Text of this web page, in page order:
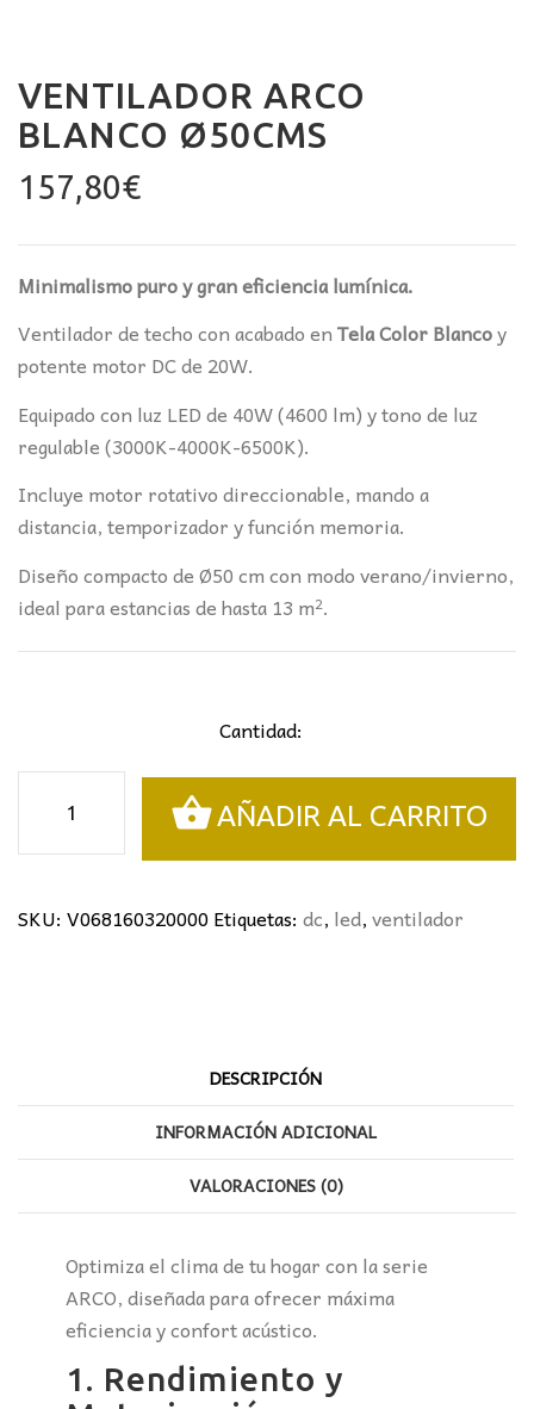
VENTILADOR ARCO
BLANCO Ø50CMS
157,80€
Minimalismo puro y gran eficiencia lumínica.
Ventilador de techo con acabado enTela Color Blancoy
potente motor DC de 20W.
Equipado con luz LED de 40W (4600 lm) y tono de luz
regulable (3000K-4000K-6500K).
Incluye motor rotativo direccionable, mando a
distancia, temporizador y función memoria.
Diseño compacto de Ø50 cm con modo verano/invierno,
ideal para estancias de hasta 13 m².
Cantidad:
BLANCO
cantidad
AÑADIR AL CARRITO
SKU: V068160320000Etiquetas: dc, led,ventilador
DESCRIPCIÓN
INFORMACIÓN ADICIONAL
VALORACIONES (0)
Optimiza el clima de tu hogar con la serie
ARCO, diseñada para ofrecer máxima
eficiencia y confort acústico.
1. Rendimiento y